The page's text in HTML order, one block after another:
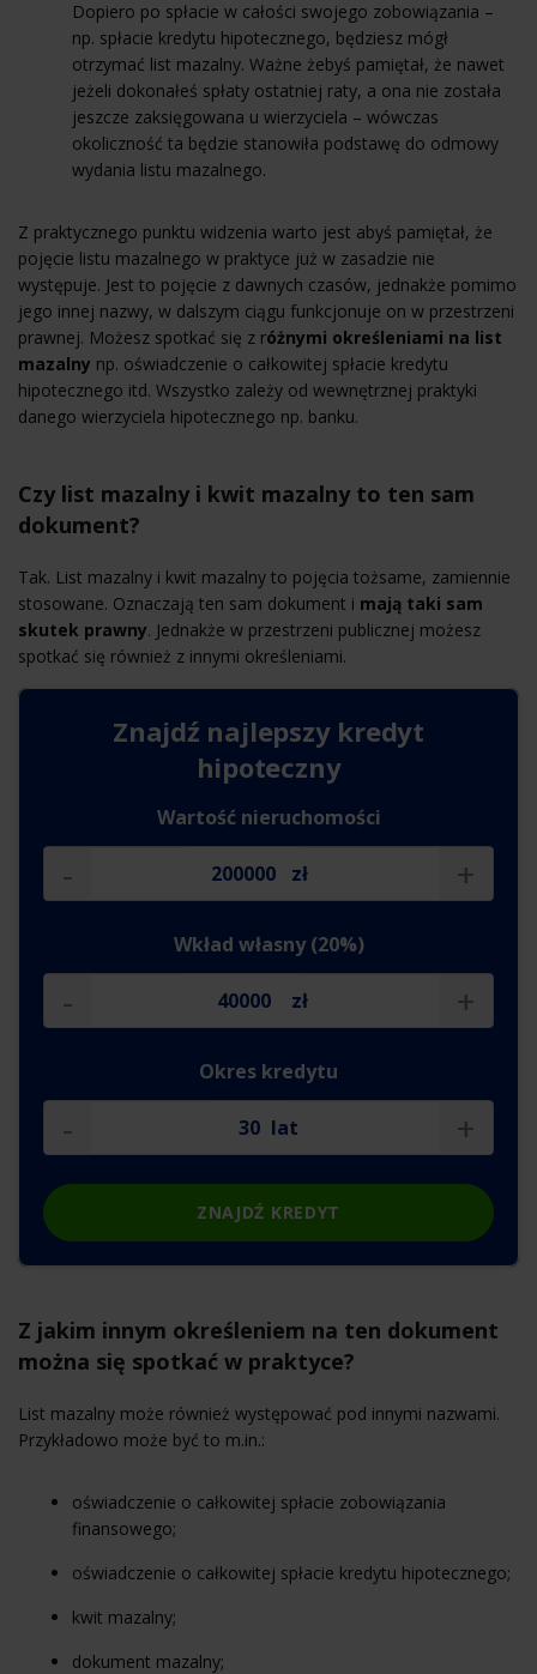
Dopiero po spłacie w całości swojego zobowiązania –
np. spłacie kredytu hipotecznego, będziesz mógł
otrzymać list mazalny. Ważne żebyś pamiętał, że nawet
jeżeli dokonałeś spłaty ostatniej raty, a ona nie została
jeszcze zaksięgowana u wierzyciela – wówczas
okoliczność ta będzie stanowiła podstawę do odmowy
wydania listu mazalnego.
Z praktycznego punktu widzenia warto jest abyś pamiętał, że
pojęcie listu mazalnego w praktyce już w zasadzie nie
występuje. Jest to pojęcie z dawnych czasów, jednakże pomimo
jego innej nazwy, w dalszym ciągu funkcjonuje on w przestrzeni
prawnej. Możesz spotkać się z różnymi określeniami na list
mazalny np. oświadczenie o całkowitej spłacie kredytu
hipotecznego itd. Wszystko zależy od wewnętrznej praktyki
danego wierzyciela hipotecznego np. banku.
Czy list mazalny i kwit mazalny to ten sam
dokument?
Tak. List mazalny i kwit mazalny to pojęcia tożsame, zamiennie
stosowane. Oznaczają ten sam dokument i mają taki sam
skutek prawny. Jednakże w przestrzeni publicznej możesz
spotkać się również z innymi określeniami.
Znajdź najlepszy kredyt
hipoteczny
Wartość nieruchomości
- zł +
Wkład własny (20%)
- zł +
Okres kredytu
- lat +
ZNAJDŹ KREDYT
Z jakim innym określeniem na ten dokument
można się spotkać w praktyce?
List mazalny może również występować pod innymi nazwami.
Przykładowo może być to m.in.:
oświadczenie o całkowitej spłacie zobowiązania
finansowego;
oświadczenie o całkowitej spłacie kredytu hipotecznego;
kwit mazalny;
dokument mazalny;